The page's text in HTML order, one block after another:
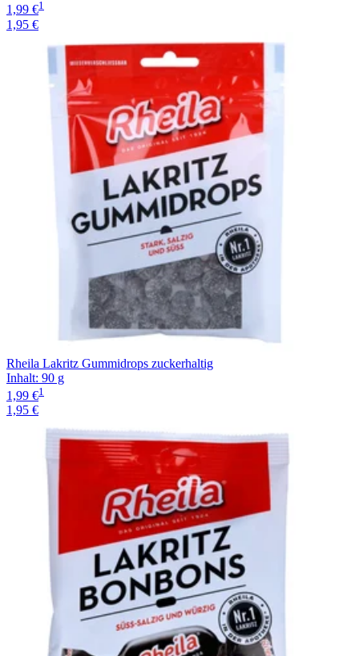
1,99 €1
1,95 €
Rheila Lakritz Gummidrops zuckerhaltig
Inhalt: 90 g
1,99 €1
1,95 €